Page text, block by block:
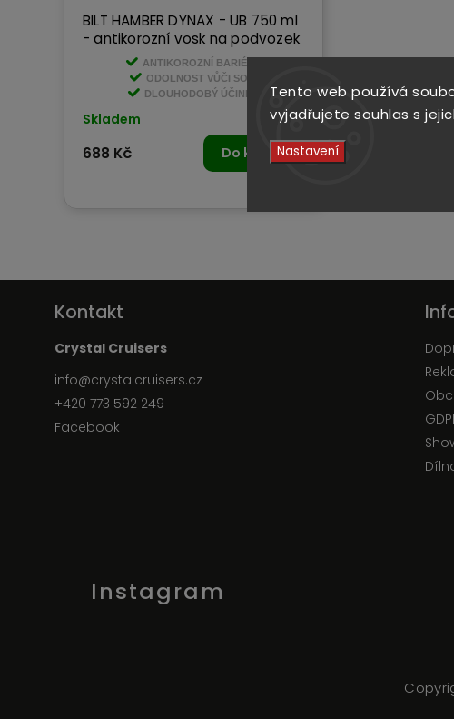
Tento web používá
vyjadřujete souhlas s
Nastavení
BILT HAMBER DYNAX - UB 750 ml
- antikorozní vosk na podvozek
ANTIKOROZNÍ BARIÉRA
ODOLNOST VŮČI SOLI
DLOUHODOBÝ ÚČINEK
Skladem
688 Kč Do košíku
Kontakt
Crystal Cruisers
info@crystalcruisers.cz
+420 773 592 249
Facebook
Instagram